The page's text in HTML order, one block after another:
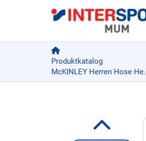
Produktkatalog
McKINLEY Herren Hose
Zur Produktbeschreibung springen